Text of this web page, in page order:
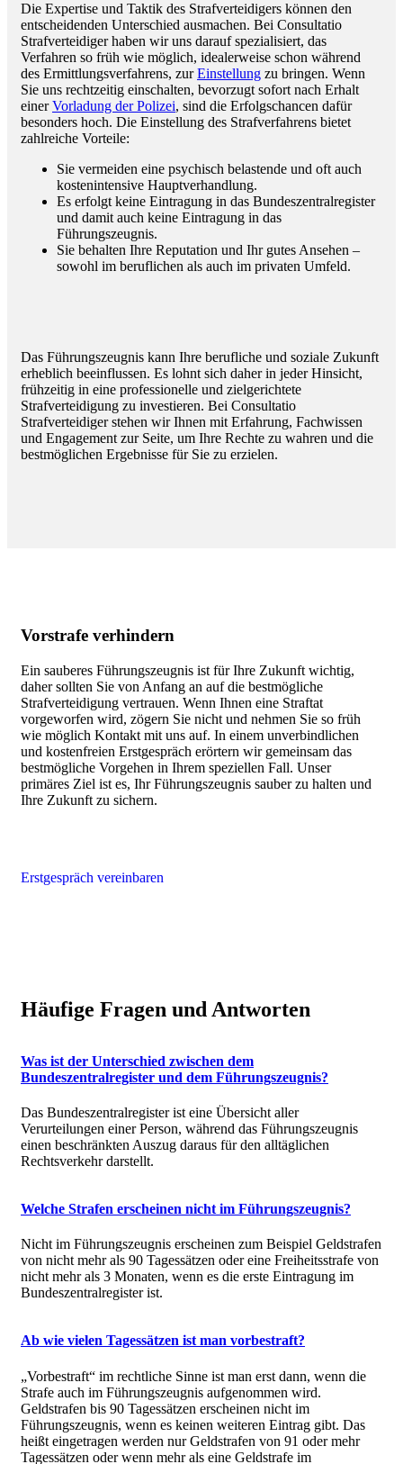
Die Expertise und Taktik des Strafverteidigers können den
entscheidenden Unterschied ausmachen. Bei Consultatio
Strafverteidiger haben wir uns darauf spezialisiert, das
Verfahren so früh wie möglich, idealerweise schon während
des Ermittlungsverfahrens, zurEinstellung zu bringen. Wenn
Sie uns rechtzeitig einschalten, bevorzugt sofort nach Erhalt
einerVorladung der Polizei, sind die Erfolgschancen dafür
besonders hoch. Die Einstellung des Strafverfahrens bietet
zahlreiche Vorteile:
Sie vermeiden eine psychisch belastende und oft auch
kostenintensive Hauptverhandlung.
Es erfolgt keine Eintragung in das Bundeszentralregister
und damit auch keine Eintragung in das
Führungszeugnis.
Sie behalten Ihre Reputation und Ihr gutes Ansehen –
sowohl im beruflichen als auch im privaten Umfeld.
Das Führungszeugnis kann Ihre berufliche und soziale Zukunft
erheblich beeinflussen. Es lohnt sich daher in jeder Hinsicht,
frühzeitig in eine professionelle und zielgerichtete
Strafverteidigung zu investieren. Bei Consultatio
Strafverteidiger stehen wir Ihnen mit Erfahrung, Fachwissen
und Engagement zur Seite, um Ihre Rechte zu wahren und die
bestmöglichen Ergebnisse für Sie zu erzielen.
Vorstrafe verhindern
Ein sauberes Führungszeugnis ist für Ihre Zukunft wichtig,
daher sollten Sie von Anfang an auf die bestmögliche
Strafverteidigung vertrauen. Wenn Ihnen eine Straftat
vorgeworfen wird, zögern Sie nicht und nehmen Sie so früh
wie möglich Kontakt mit uns auf. In einem unverbindlichen
und kostenfreien Erstgespräch erörtern wir gemeinsam das
bestmögliche Vorgehen in Ihrem speziellen Fall. Unser
primäres Ziel ist es, Ihr Führungszeugnis sauber zu halten und
Ihre Zukunft zu sichern.
Erstgespräch vereinbaren
Häufige Fragen und Antworten
Was ist der Unterschied zwischen dem
Bundeszentralregister und dem Führungszeugnis?
Das Bundeszentralregister ist eine Übersicht aller
Verurteilungen einer Person, während das Führungszeugnis
einen beschränkten Auszug daraus für den alltäglichen
Rechtsverkehr darstellt.
Welche Strafen erscheinen nicht im Führungszeugnis?
Nicht im Führungszeugnis erscheinen zum Beispiel Geldstrafen
von nicht mehr als 90 Tagessätzen oder eine Freiheitsstrafe von
nicht mehr als 3 Monaten, wenn es die erste Eintragung im
Bundeszentralregister ist.
Ab wie vielen Tagessätzen ist man vorbestraft?
„Vorbestraft“ im rechtliche Sinne ist man erst dann, wenn die
Strafe auch im Führungszeugnis aufgenommen wird.
Geldstrafen bis 90 Tagessätzen erscheinen nicht im
Führungszeugnis, wenn es keinen weiteren Eintrag gibt. Das
heißt eingetragen werden nur Geldstrafen von 91 oder mehr
Tagessätzen oder wenn mehr als eine Geldstrafe im